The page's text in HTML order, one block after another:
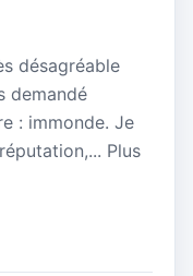
désagréable
demandé
: immonde. Je
Plus